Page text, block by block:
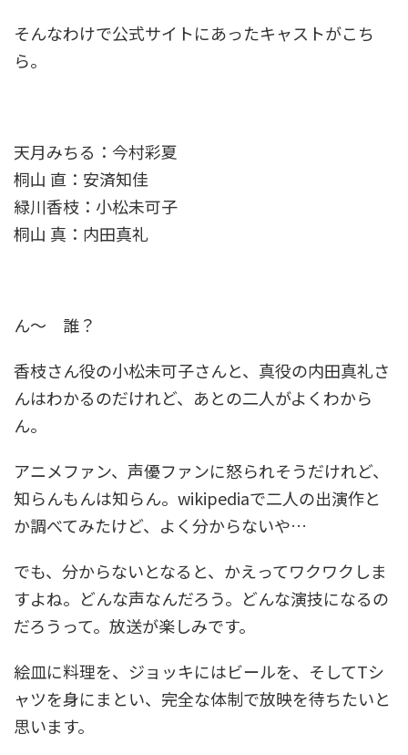
そんなわけで公式サイトにあったキャストがこち
ら。
天月みちる：今村彩夏
桐山 直：安済知佳
緑川香枝：小松未可子
桐山 真：内田真礼
ん～ 誰？
香枝さん役の小松未可子さんと、真役の内田真礼さ
んはわかるのだけれど、あとの二人がよくわから
ん。
アニメファン、声優ファンに怒られそうだけれど、
知らんもんは知らん。wikipediaで二人の出演作と
か調べてみたけど、よく分からないや…
でも、分からないとなると、かえってワクワクしま
すよね。どんな声なんだろう。どんな演技になるの
だろうって。放送が楽しみです。
絵皿に料理を、ジョッキにはビールを、そしてTシ
ャツを身にまとい、完全な体制で放映を待ちたいと
思います。